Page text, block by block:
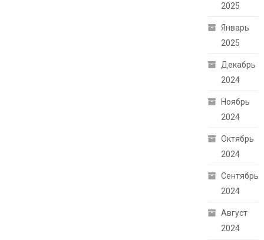
2025
Январь
2025
Декабрь
2024
Ноябрь
2024
Октябрь
2024
Сентябрь
2024
Август
2024